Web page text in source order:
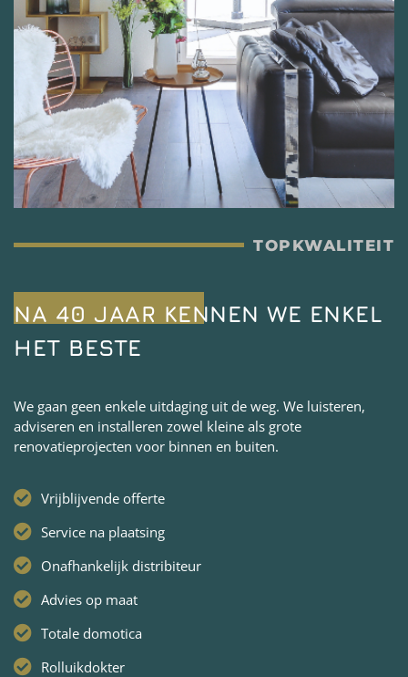
TOPKWALITEIT
NA 40 JAAR KENNEN WE ENKEL
HET BESTE
We gaan geen enkele uitdaging uit de weg. We luisteren,
adviseren en installeren zowel kleine als grote
renovatieprojecten voor binnen en buiten.
Vrijblijvende offerte
Service na plaatsing
Onafhankelijk distribiteur
Advies op maat
Totale domotica
Rolluikdokter